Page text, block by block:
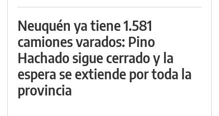
Neuquén ya tiene 1.581
camiones varados: Pino
Hachado sigue cerrado y la
espera se extiende por toda la
provincia